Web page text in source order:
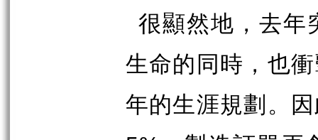
很顯然地，去年
生命的同時，也
年的生涯規劃。